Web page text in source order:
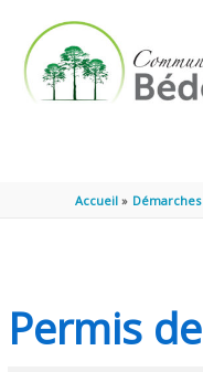
Accueil Démarches
Permis